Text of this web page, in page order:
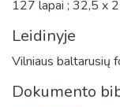
127 lapai ; 32,5 x
Leidinyje
Vilniaus baltarusių
Dokumento